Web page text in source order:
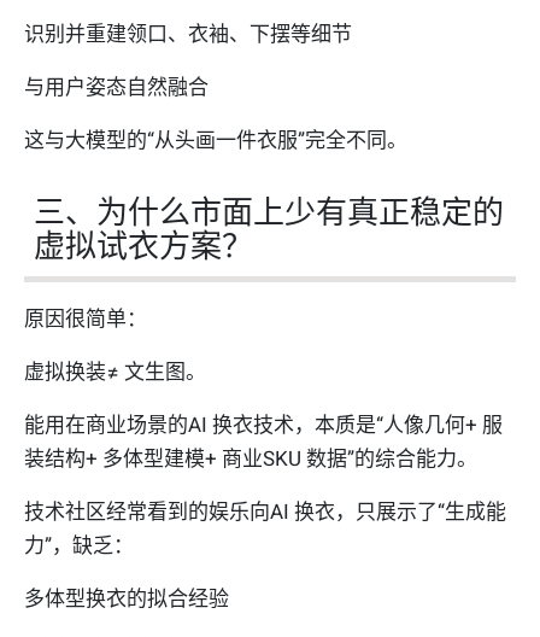
识别并重建领口、衣袖、下摆等细节
与用户姿态自然融合
这与大模型的“从头画一件衣服”完全不同。
三、为什么市面上少有真正稳定的
虚拟试衣方案？
原因很简单：
虚拟换装≠ 文生图。
能用在商业场景的AI 换衣技术，本质是“人像几何+ 服
装结构+ 多体型建模+ 商业SKU 数据”的综合能力。
技术社区经常看到的娱乐向AI 换衣，只展示了“生成能
力”，缺乏：
多体型换衣的拟合经验